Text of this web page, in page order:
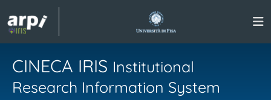
CINECA IRIS Institutional
Research Information System